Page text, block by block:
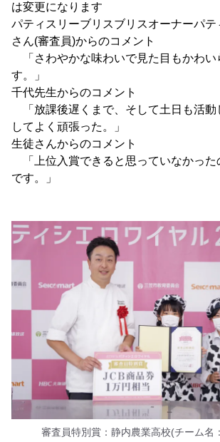
は変更になります
パティスリーブリスブリスオーナーパテ
さん(審査員)からのコメント
「さわやかな味わいで見た目もかわい
す。」
千代先生からのコメント
「放課後遅くまで、そして土日も活動
してよく頑張った。」
生徒さんからのコメント
「上位入賞できると思っていなかった
です。」
審査員特別賞：静内農業高校(チーム名